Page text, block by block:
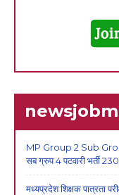
MP Group 2 Sub
सब ग्रुप 4 पटवारी भर्ती
मध्यप्रदेश शिक्षक पात्रता